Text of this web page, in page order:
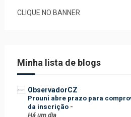
CLIQUE NO BANNER
Minha lista de blogs
ObservadorCZ
Prouni abre prazo para
da inscrição -
Há um dia